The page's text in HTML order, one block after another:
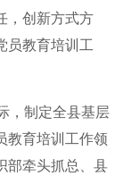
，创新方式方
员教育培训工
，制定全县基层
教育培训工作领
部牵头抓总、县